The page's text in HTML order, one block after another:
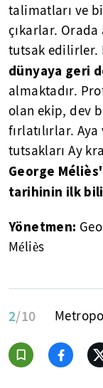
talimatları ve
çıkarlar.
tutsak edilirler.
dünyaya geri
almaktadır.
olan ekip, dev
fırlatılırlar.
tutsakları Ay
George
tarihinin ilk
Yönetmen:
Méliès
2/10